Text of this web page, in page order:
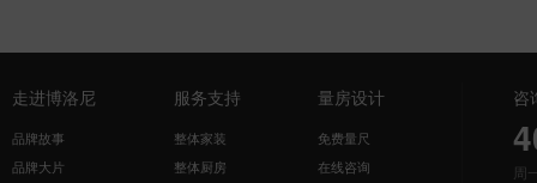
走进博洛尼
品牌故事
品牌大片
服务支持
整体家装
整体厨房
量房设计
免费量尺
在线咨询
咨
周